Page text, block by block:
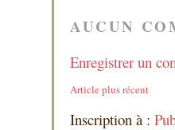
AUCUN
Enregistrer un
Article plus récent
Inscription à :